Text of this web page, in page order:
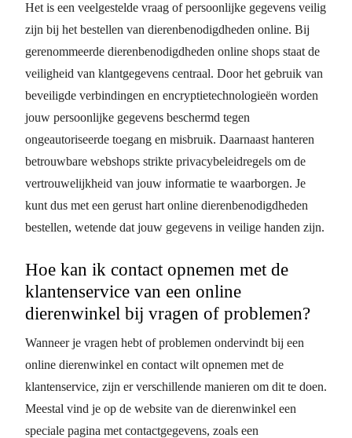
Het is een veelgestelde vraag of persoonlijke gegevens veilig
zijn bij het bestellen van dierenbenodigdheden online. Bij
gerenommeerde dierenbenodigdheden online shops staat de
veiligheid van klantgegevens centraal. Door het gebruik van
beveiligde verbindingen en encryptietechnologieën worden
jouw persoonlijke gegevens beschermd tegen
ongeautoriseerde toegang en misbruik. Daarnaast hanteren
betrouwbare webshops strikte privacybeleidregels om de
vertrouwelijkheid van jouw informatie te waarborgen. Je
kunt dus met een gerust hart online dierenbenodigdheden
bestellen, wetende dat jouw gegevens in veilige handen zijn.
Hoe kan ik contact opnemen met de
klantenservice van een online
dierenwinkel bij vragen of problemen?
Wanneer je vragen hebt of problemen ondervindt bij een
online dierenwinkel en contact wilt opnemen met de
klantenservice, zijn er verschillende manieren om dit te doen.
Meestal vind je op de website van de dierenwinkel een
speciale pagina met contactgegevens, zoals een